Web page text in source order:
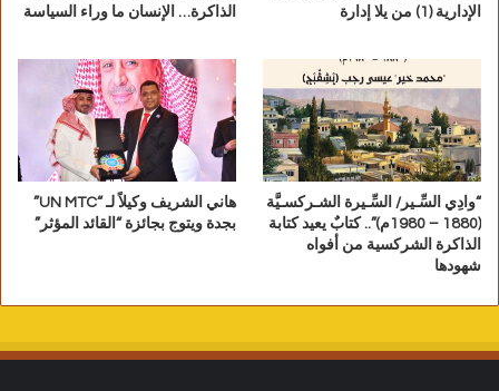
الإدارية (1) من يلا إدارة
الذاكرة… الإنسان ما وراء السياسة
“وادِي السِّـير/ السِّـيرة الشـركسـيَّة
(1880 – 1980م)”.. كتابٌ يعيد كتابة
الذاكرة الشركسية من أفواه
شهودها
هاني الشريف وكيلاً لـ “UN MTC”
بجدة ويتوج بجائزة “القائد المؤثر”